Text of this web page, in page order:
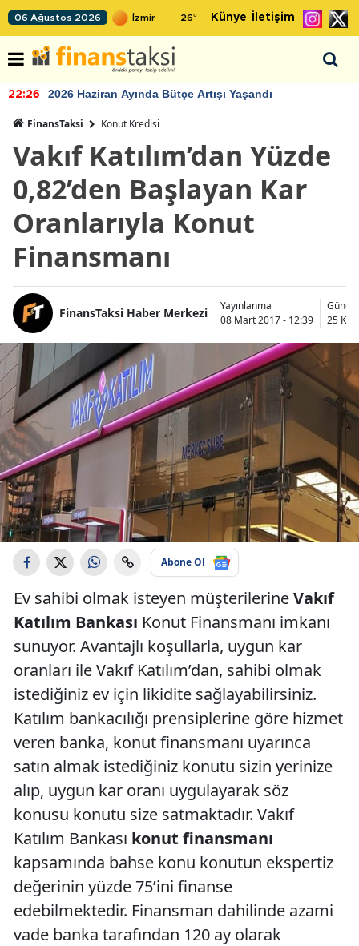
06 Ağustos 2026 26° Künye İletişim
22:26 2026 Haziran Ayında Bütçe Artışı Yaşandı
FinansTaksi Konut Kredisi
Vakıf Katılım’dan Yüzde
0,82’den Başlayan Kar
Oranlarıyla Konut
Finansmanı
FinansTaksi Haber Merkezi
Yayınlanma
08 Mart 2017 - 12:39
25
Abone Ol
Ev sahibi olmak isteyen müşterilerineVakıf
Katılım Bankası Konut Finansmanı imkanı
sunuyor. Avantajlı koşullarla, uygun kar
oranları ile Vakıf Katılım’dan, sahibi olmak
istediğiniz ev için likidite sağlayabilirsiniz.
Katılım bankacılığı prensiplerine göre hizmet
veren banka, konut finansmanı uyarınca
satın almak istediğiniz konutu sizin yerinize
alıp, uygun kar oranı uygulayarak söz
konusu konutu size satmaktadır. Vakıf
Katılım Bankası konut finansmanı
kapsamında bahse konu konutun ekspertiz
değerinin yüzde 75’ini finanse
edebilmektedir. Finansman dahilinde azami
vade banka tarafından 120 ay olarak